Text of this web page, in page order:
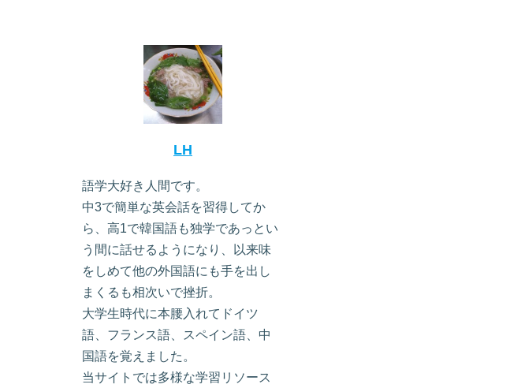
LH
語学大好き人間です。
中3で簡単な英会話を習得してか
ら、高1で韓国語も独学であっとい
う間に話せるようになり、以来味
をしめて他の外国語にも手を出し
まくるも相次いで挫折。
大学生時代に本腰入れてドイツ
語、フランス語、スペイン語、中
国語を覚えました。
当サイトでは多様な学習リソース